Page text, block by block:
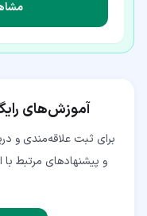
آموزش‌های
برای ثبت علاقه‌مندی و
و پیشنهادهای مرتبط با